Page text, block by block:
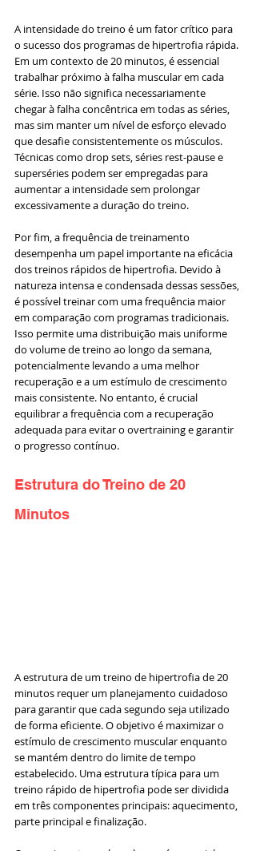
A intensidade do treino é um fator crítico para
o sucesso dos programas de hipertrofia rápida.
Em um contexto de 20 minutos, é essencial
trabalhar próximo à falha muscular em cada
série. Isso não significa necessariamente
chegar à falha concêntrica em todas as séries,
mas sim manter um nível de esforço elevado
que desafie consistentemente os músculos.
Técnicas como drop sets, séries rest-pause e
superséries podem ser empregadas para
aumentar a intensidade sem prolongar
excessivamente a duração do treino.
Por fim, a frequência de treinamento
desempenha um papel importante na eficácia
dos treinos rápidos de hipertrofia. Devido à
natureza intensa e condensada dessas sessões,
é possível treinar com uma frequência maior
em comparação com programas tradicionais.
Isso permite uma distribuição mais uniforme
do volume de treino ao longo da semana,
potencialmente levando a uma melhor
recuperação e a um estímulo de crescimento
mais consistente. No entanto, é crucial
equilibrar a frequência com a recuperação
adequada para evitar o overtraining e garantir
o progresso contínuo.
Estrutura do Treino de 20
Minutos
A estrutura de um treino de hipertrofia de 20
minutos requer um planejamento cuidadoso
para garantir que cada segundo seja utilizado
de forma eficiente. O objetivo é maximizar o
estímulo de crescimento muscular enquanto
se mantém dentro do limite de tempo
estabelecido. Uma estrutura típica para um
treino rápido de hipertrofia pode ser dividida
em três componentes principais: aquecimento,
parte principal e finalização.